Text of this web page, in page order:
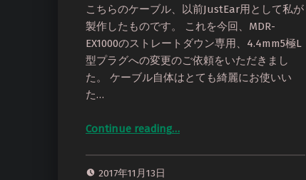
こちらのケーブル、以前JustEar用として私が
製作したものです。 これを今回、MDR-
EX1000のストレートダウン専用、4.4mm5極L
型プラグへの変更のご依頼をいただきまし
た。 ケーブル自体はとても綺麗にお使いい
た…
Continue reading…
2017年11月13日